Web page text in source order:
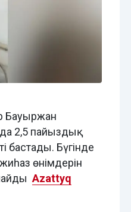
Бауыржан
2,5 пайыздық
бастады. Бүгінде
өнімдерін
Azattyq